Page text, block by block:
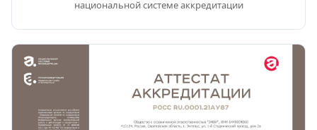
национальной системе аккредитации